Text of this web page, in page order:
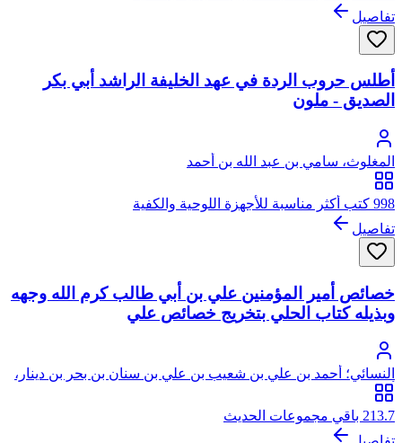
تفاصيل
أطلس حروب الردة في عهد الخليفة الراشد أبي بكر
الصديق - ملون
المغلوث، سامي بن عبد الله بن أحمد
998 كتب أكثر مناسبة للأجهزة اللوحية والكفية
تفاصيل
خصائص أمير المؤمنين علي بن أبي طالب كرم الله وجهه
وبذيله كتاب الحلي بتخريج خصائص علي
النسائي؛ أحمد بن علي بن شعيب بن علي بن سنان بن بحر بن دينار،
أبو عبد الرحمن النسائي
213.7 باقي مجموعات الحديث